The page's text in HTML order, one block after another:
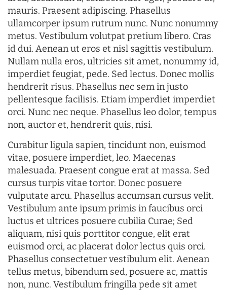
mauris. Praesent adipiscing. Phasellus
ullamcorper ipsum rutrum nunc. Nunc nonummy
metus. Vestibulum volutpat pretium libero. Cras
id dui. Aenean ut eros et nisl sagittis vestibulum.
Nullam nulla eros, ultricies sit amet, nonummy id,
imperdiet feugiat, pede. Sed lectus. Donec mollis
hendrerit risus. Phasellus nec sem in justo
pellentesque facilisis. Etiam imperdiet imperdiet
orci. Nunc nec neque. Phasellus leo dolor, tempus
non, auctor et, hendrerit quis, nisi.
Curabitur ligula sapien, tincidunt non, euismod
vitae, posuere imperdiet, leo. Maecenas
malesuada. Praesent congue erat at massa. Sed
cursus turpis vitae tortor. Donec posuere
vulputate arcu. Phasellus accumsan cursus velit.
Vestibulum ante ipsum primis in faucibus orci
luctus et ultrices posuere cubilia Curae; Sed
aliquam, nisi quis porttitor congue, elit erat
euismod orci, ac placerat dolor lectus quis orci.
Phasellus consectetuer vestibulum elit. Aenean
tellus metus, bibendum sed, posuere ac, mattis
non, nunc. Vestibulum fringilla pede sit amet